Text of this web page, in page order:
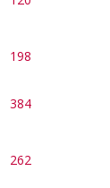
198
384
262